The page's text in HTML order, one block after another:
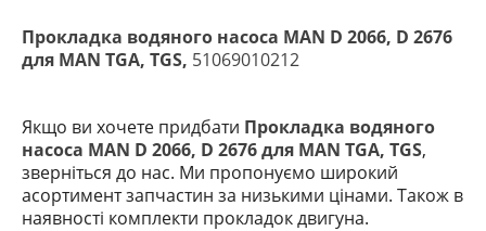
Прокладка водяного насоса MAN D 2066, D 2676
для MAN TGA, TGS, 51069010212
Якщо ви хочете придбати Прокладка водяного
насоса MAN D 2066, D 2676 для MAN TGA, TGS,
зверніться до нас. Ми пропонуємо широкий
асортимент запчастин за низькими цінами. Також в
наявності комплекти прокладок двигуна.